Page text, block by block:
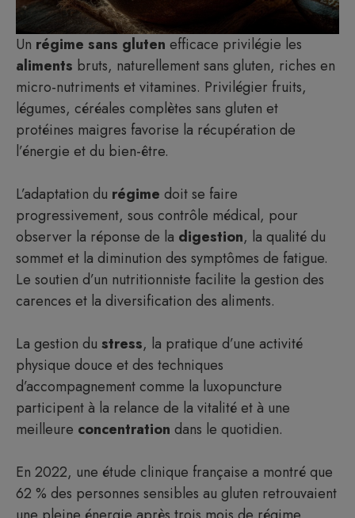
Un régime sans gluten efficace privilégie les
aliments bruts, naturellement sans gluten, riches en
micro-nutriments et vitamines. Privilégier fruits,
légumes, céréales complètes sans gluten et
protéines maigres favorise la récupération de
l’énergie et du bien-être.
L’adaptation du régime doit se faire
progressivement, sous contrôle médical, pour
observer la réponse de la digestion, la qualité du
sommet et la diminution des symptômes de fatigue.
Le soutien d’un nutritionniste facilite la gestion des
carences et la diversification des aliments.
La gestion du stress, la pratique d’une activité
physique douce et des techniques
d’accompagnement comme la luxopuncture
participent à la relance de la vitalité et à une
meilleure concentration dans le quotidien.
En 2022, une étude clinique française a montré que
62 % des personnes sensibles au gluten retrouvaient